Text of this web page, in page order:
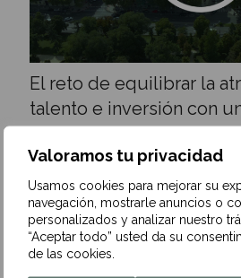
Valoramos tu privacidad
Usamos cookies para mejorar su
navegación, mostrarle anuncios o
personalizados y analizar nuestro
“Aceptar todo” usted da su
de las cookies.
El reto de equilibrar la
talento e inversión con
27 de octubre de 2025
España se enfrenta al desafío de
emprendedores e inversión
intensifica la fiscalidad y la…
Leer más